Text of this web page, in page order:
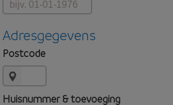
Adresgegevens
Postcode
Huisnummer & toevoeging